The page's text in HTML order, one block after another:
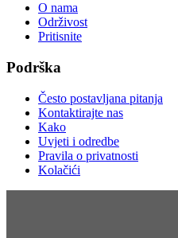
O nama
Održivost
Pritisnite
Podrška
Često postavljana pitanja
Kontaktirajte nas
Kako
Uvjeti i odredbe
Pravila o privatnosti
Kolačići